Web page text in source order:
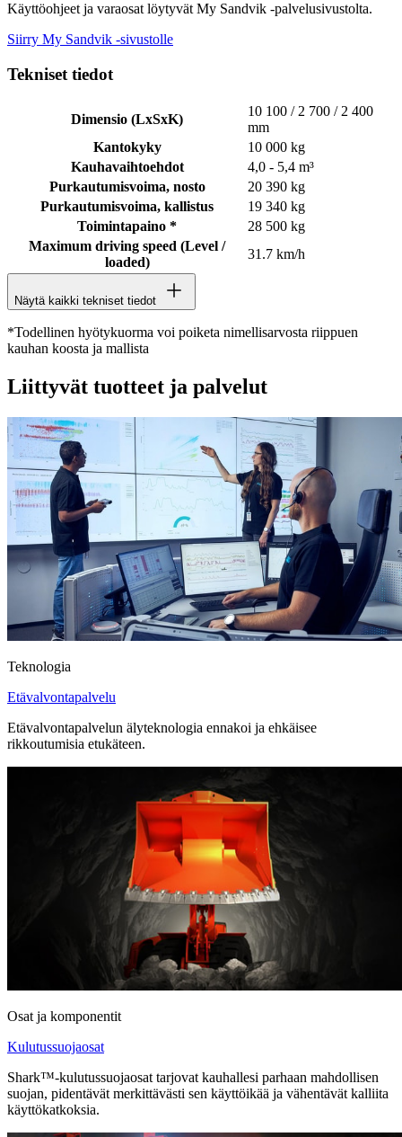
Käyttöohjeet ja varaosat löytyvät My Sandvik -palvelusivustolta.
Siirry My Sandvik -sivustolle
Tekniset tiedot
Dimensio (LxSxK)
10 100 / 2 700 / 2 400
mm
Kantokyky
10 000 kg
Kauhavaihtoehdot
4,0 - 5,4 m³
Purkautumisvoima, nosto
20 390 kg
Purkautumisvoima, kallistus
19 340 kg
Toimintapaino *
28 500 kg
Maximum driving speed (Level /
loaded)
31.7 km/h
Näytä kaikki tekniset tiedot
*Todellinen hyötykuorma voi poiketa nimellisarvosta riippuen
kauhan koosta ja mallista
Liittyvät tuotteet ja palvelut
Teknologia
Etävalvontapalvelu
Etävalvontapalvelun älyteknologia ennakoi ja ehkäisee
rikkoutumisia etukäteen.
Osat ja komponentit
Kulutussuojaosat
Shark™-kulutussuojaosat tarjovat kauhallesi parhaan mahdollisen
suojan, pidentävät merkittävästi sen käyttöikää ja vähentävät kalliita
käyttökatkoksia.